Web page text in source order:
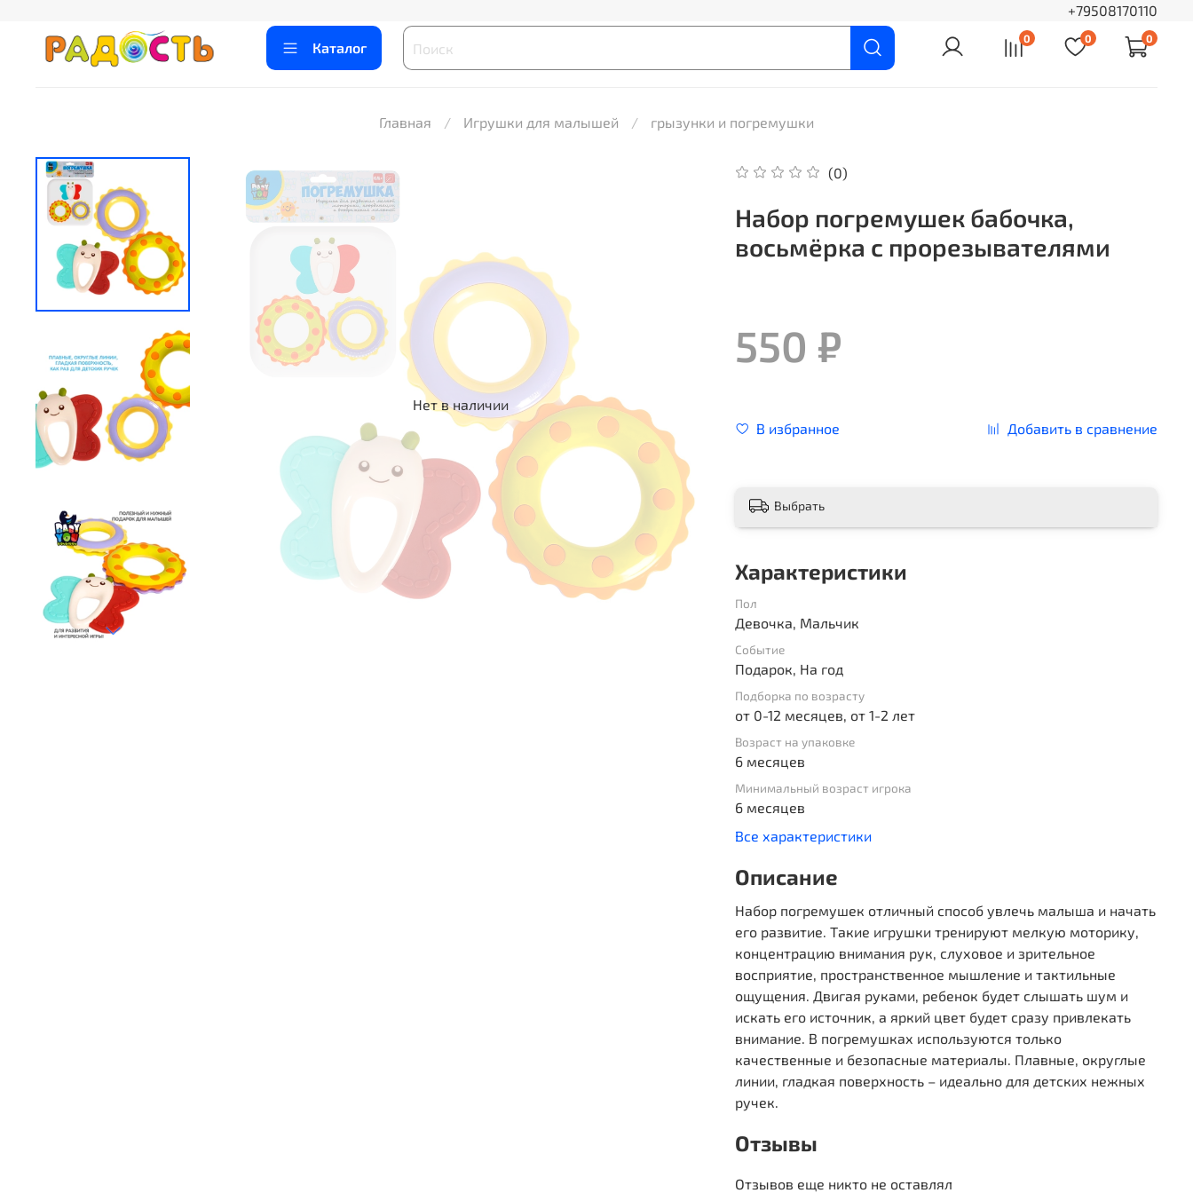
+79508170110
Каталог
0 0 0
Главная Игрушки для малышей грызунки и погремушки
Нет в наличии
(0)
Набор погремушек бабочка,
восьмёрка с прорезывателями
550 ₽
В избранное Добавить в сравнение
Выбрать
Характеристики
Пол
Девочка, Мальчик
Событие
Подарок, На год
Подборка по возрасту
от 0-12 месяцев, от 1-2 лет
Возраст на упаковке
6 месяцев
Минимальный возраст игрока
6 месяцев
Все характеристики
Описание
Набор погремушек отличный способ увлечь малыша и начать
его развитие. Такие игрушки тренируют мелкую моторику,
концентрацию внимания рук, слуховое и зрительное
восприятие, пространственное мышление и тактильные
ощущения. Двигая руками, ребенок будет слышать шум и
искать его источник, а яркий цвет будет сразу привлекать
внимание. В погремушках используются только
качественные и безопасные материалы. Плавные, округлые
линии, гладкая поверхность – идеально для детских нежных
ручек.
Отзывы
Отзывов еще никто не оставлял